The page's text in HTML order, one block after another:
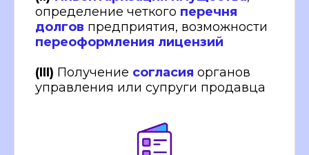
определение четкого перечня
долгов предприятия, возможности
переоформления лицензий
(III) Получение согласия органов
управления или супруги продавца